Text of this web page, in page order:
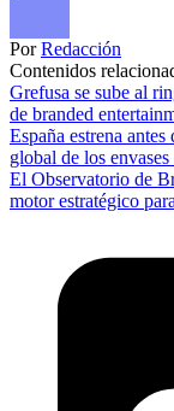
PorRedacción
Contenidos
Grefusa se sube al
de branded
España estrena
global de los
El Observatorio de
motor estratégico